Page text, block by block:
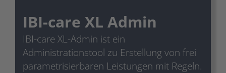
IBI-care XL Admin
IBI-care XL-Admin ist ein
Administrationstool zu Erstellung von frei
parametrisierbaren Leistungen mit Regeln.